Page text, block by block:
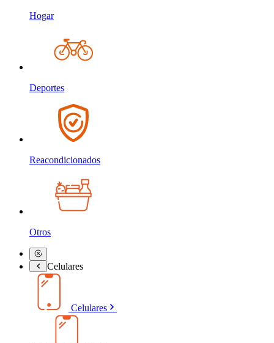
Hogar
Deportes
Reacondicionados
Otros
Celulares
Celulares